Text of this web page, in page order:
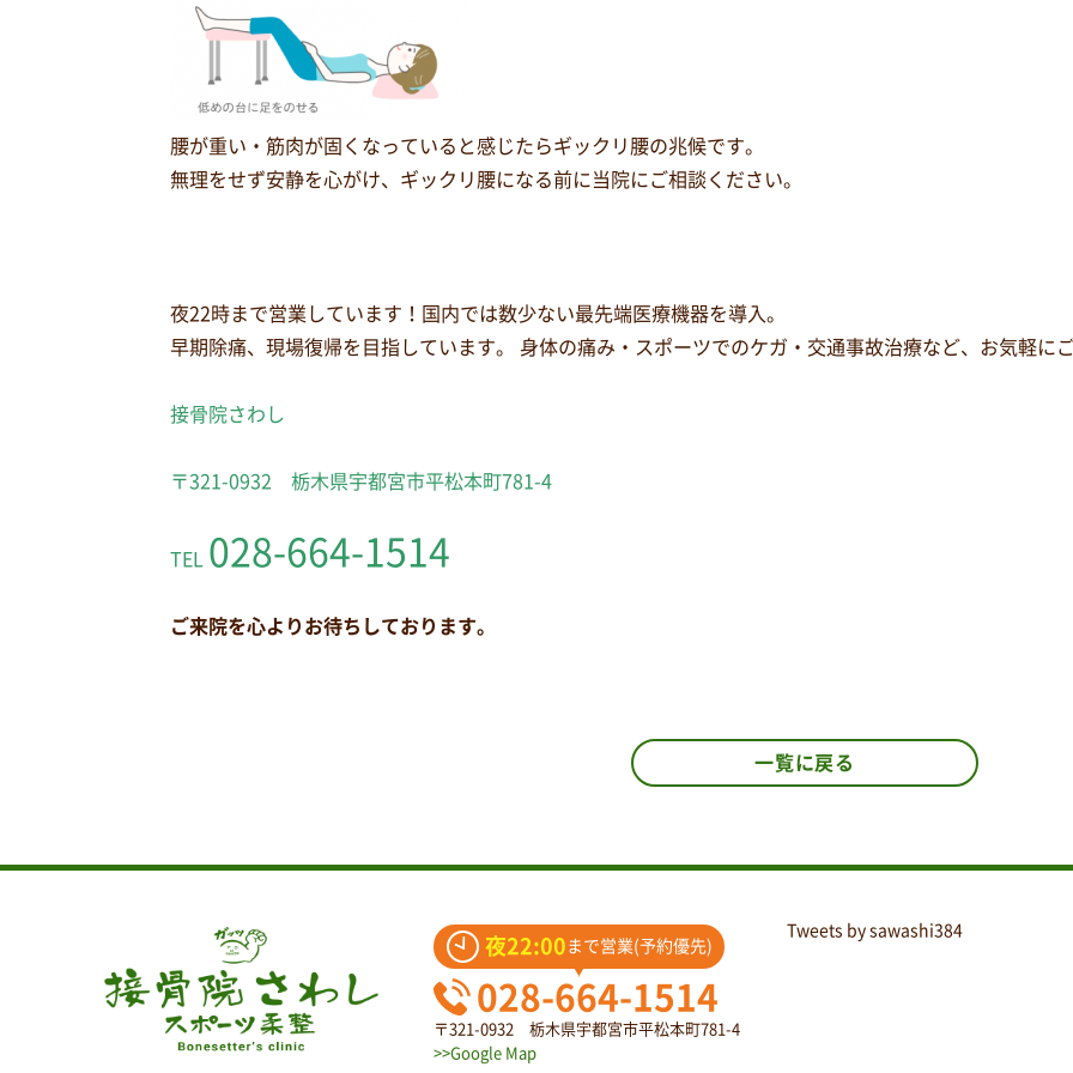
腰が重い・筋肉が固くなっていると感じたらギックリ腰の兆候です。
無理をせず安静を心がけ、ギックリ腰になる前に当院にご相談ください。
夜22時まで営業しています！国内では数少ない最先端医療機器を導入。
早期除痛、現場復帰を目指しています。 身体の痛み・スポーツでのケガ・交通事故治療など、お気軽に
接骨院さわし
〒321-0932 栃木県宇都宮市平松本町781-4
TEL 028-664-1514
ご来院を心よりお待ちしております。
一覧に戻る
夜22:00 まで営業(予約優先)
028-664-1514
〒321-0932 栃木県宇都宮市平松本町781-4
>>Google Map
Tweets by sawashi384